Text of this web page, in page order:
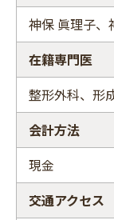
神保 眞理子、
在籍専門医
整形外科、形
会計方法
現金
交通アクセス